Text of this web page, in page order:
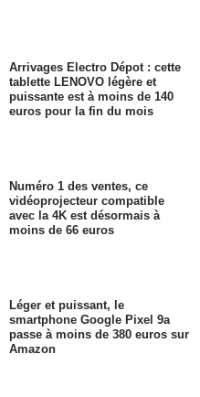
Arrivages Electro Dépot : cette
tablette LENOVO légère et
puissante est à moins de 140
euros pour la fin du mois
Numéro 1 des ventes, ce
vidéoprojecteur compatible
avec la 4K est désormais à
moins de 66 euros
Léger et puissant, le
smartphone Google Pixel 9a
passe à moins de 380 euros sur
Amazon